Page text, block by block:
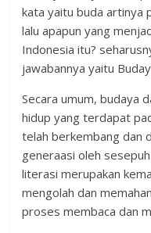
kata yaitu buda artinya
lalu apapun yang
Indonesia itu?
jawabannya yaitu
Secara umum, budaya
hidup yang terdapat
telah berkembang dan
generaasi oleh
literasi merupakan
mengolah dan
proses membaca dan